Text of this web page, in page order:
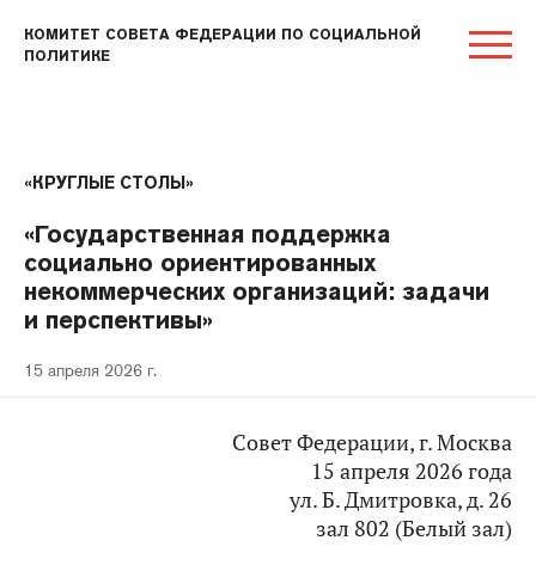
КОМИТЕТ СОВЕТА ФЕДЕРАЦИИ ПО СОЦИАЛЬНОЙ
ПОЛИТИКЕ
«КРУГЛЫЕ СТОЛЫ»
«Государственная поддержка
социально ориентированных
некоммерческих организаций: задачи
и перспективы»
15 апреля 2026 г.
Совет Федерации, г. Москва
15 апреля 2026 года
ул. Б. Дмитровка, д. 26
зал 802 (Белый зал)